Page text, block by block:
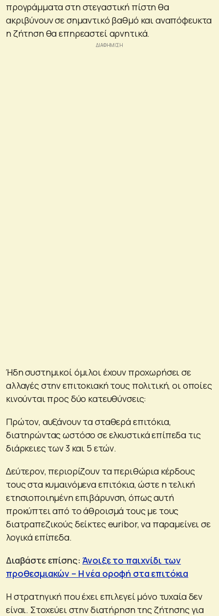
προγράμματα στη στεγαστική πίστη θα
ακριβύνουν σε σημαντικό βαθμό και αναπόφευκτα
η ζήτηση θα επηρεαστεί αρνητικά.
Ήδη συστημικοί όμιλοι έχουν προχωρήσει σε
αλλαγές στην επιτοκιακή τους πολιτική, οι οποίες
κινούνται προς δύο κατευθύνσεις:
Πρώτον, αυξάνουν τα σταθερά επιτόκια,
διατηρώντας ωστόσο σε ελκυστικά επίπεδα τις
διάρκειες των 3 και 5 ετών.
Δεύτερον, περιορίζουν τα περιθώρια κέρδους
τους στα κυμαινόμενα επιτόκια, ώστε η τελική
ετησιοποιημένη επιβάρυνση, όπως αυτή
προκύπτει από το άθροισμά τους με τους
διατραπεζικούς δείκτες euribor, να παραμείνει σε
λογικά επίπεδα.
Διαβάστε επίσης: Άνοιξε το παιχνίδι των
προθεσμιακών – Η νέα οροφή στα επιτόκια
Η στρατηγική που έχει επιλεγεί μόνο τυχαία δεν
είναι. Στοχεύει στην διατήρηση της ζήτησης για